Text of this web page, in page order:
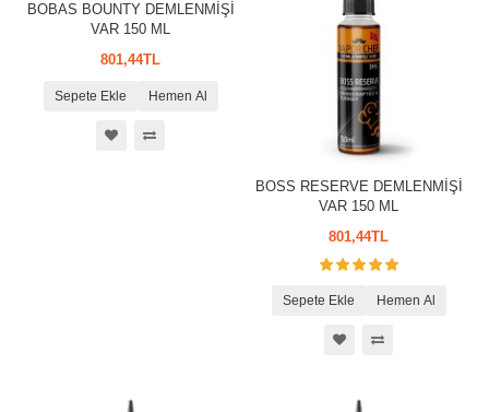
BOBAS BOUNTY DEMLENMİŞİ
VAR 150 ML
801,44TL
Sepete Ekle Hemen Al
BOSS RESERVE DEMLENMİŞİ
VAR 150 ML
801,44TL
Sepete Ekle Hemen Al